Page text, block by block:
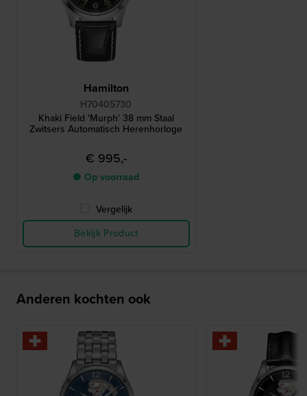
Hamilton
H70405730
Khaki Field 'Murph' 38 mm Staal
Zwitsers Automatisch Herenhorloge
€ 995,-
● Op voorraad
Vergelijk
Bekijk Product
Anderen kochten ook